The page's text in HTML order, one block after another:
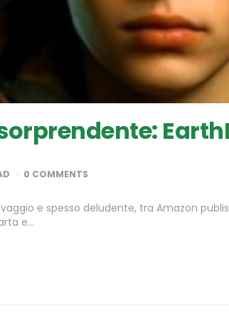
0 COMMENTS
e spesso deludente, tra Amazon
e…